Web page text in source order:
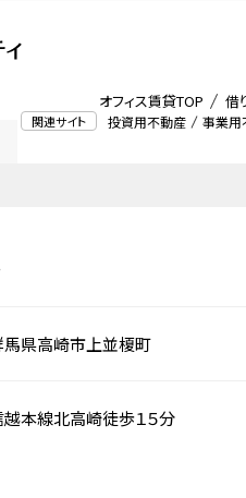
関連サイト 投資用不動産 事業用
オフィス賃貸TOP 借
馬県高崎市上並榎町
本線北高崎徒歩１５分